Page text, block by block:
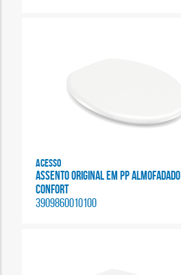
Acesso
ASSENTO ORIGINAL EM PP ALMOFADADO
CONFORT
3909860010100